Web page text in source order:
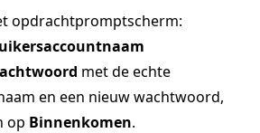
opdrachtpromptscherm:
met de echte
en een nieuw wachtwoord,
op Binnenkomen.